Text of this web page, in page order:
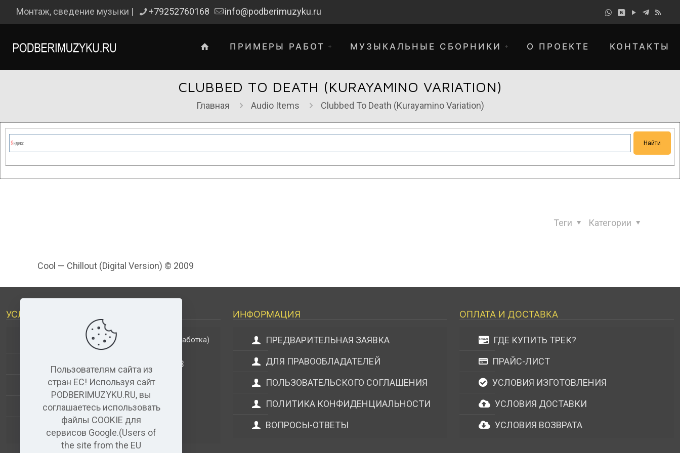
Монтаж, сведение музыки | +79252760168 info@podberimuzyku.ru
ПРИМЕРЫ РАБОТ МУЗЫКАЛЬНЫЕ СБОРНИКИ О ПРОЕКТЕ КОНТАКТЫ
CLUBBED TO DEATH (KURAYAMINO VARIATION)
Главная Audio Items Clubbed To Death (Kurayamino Variation)
Категории
Теги
Cool — Chillout (Digital Version) © 2009
УСЛУГИ
ДОПОЛНИТЕЛЬНЫЕ УСЛУГИ (обработка)
АНАЛИЗ МУЗЫКАЛЬНЫХ ТРЕКОВ
ВИДЕО+АУДИО
УСЛУГИ ЗВУКОЗАПИСИ
АУДИО РЕДАКТОР(бесплатный)
ИНФОРМАЦИЯ
ПРЕДВАРИТЕЛЬНАЯ ЗАЯВКА
ДЛЯ ПРАВООБЛАДАТЕЛЕЙ
ПОЛЬЗОВАТЕЛЬСКОГО СОГЛАШЕНИЯ
ПОЛИТИКА КОНФИДЕНЦИАЛЬНОСТИ
ВОПРОСЫ-ОТВЕТЫ
ОПЛАТА И ДОСТАВКА
ГДЕ КУПИТЬ ТРЕК?
ПРАЙС-ЛИСТ
УСЛОВИЯ ИЗГОТОВЛЕНИЯ
УСЛОВИЯ ДОСТАВКИ
УСЛОВИЯ ВОЗВРАТА
Пользователям сайта из
стран ЕС! Используя сайт
PODBERIMUZYKU.RU, вы
соглашаетесь использовать
файлы COOKIE для
сервисов Google.(Users of
the site from the EU